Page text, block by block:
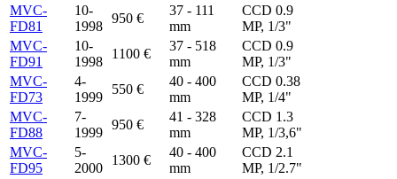
MVC-
FD81
10-
1998
950 €
37 - 111
mm
CCD 0.9
MP, 1/3"
MVC-
FD91
10-
1998
1100 €
37 - 518
mm
CCD 0.9
MP, 1/3"
MVC-
FD73
4-
1999
550 €
40 - 400
mm
CCD 0.38
MP, 1/4"
MVC-
FD88
7-
1999
950 €
41 - 328
mm
CCD 1.3
MP, 1/3,6"
MVC-
FD95
5-
2000
1300 €
40 - 400
mm
CCD 2.1
MP, 1/2.7"